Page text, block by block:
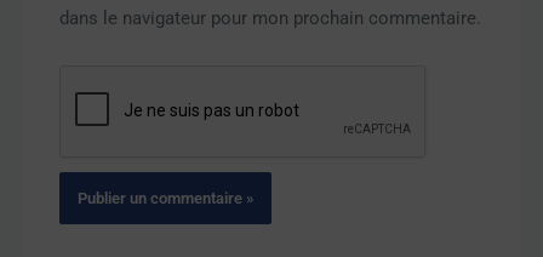
dans le navigateur pour mon prochain commentaire.